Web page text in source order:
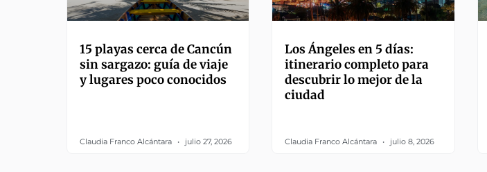
15 playas cerca de Cancún
sin sargazo: guía de viaje
y lugares poco conocidos
Claudia Franco Alcántara julio 27, 2026
Los Ángeles en 5 días:
itinerario completo para
descubrir lo mejor de la
ciudad
Claudia Franco Alcántara julio 8, 2026